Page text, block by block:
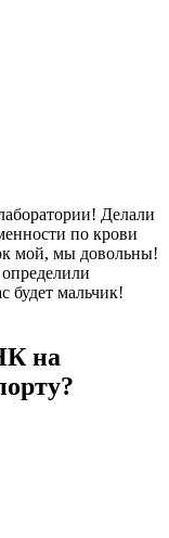
Делали
по крови
мой, мы довольны!
будет мальчик!
на